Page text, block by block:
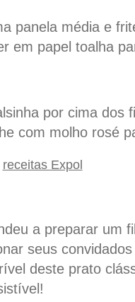
panela média e
em papel toalha
por cima dos
com molho rosé
receitas Expol
a preparar um
seus
deste prato